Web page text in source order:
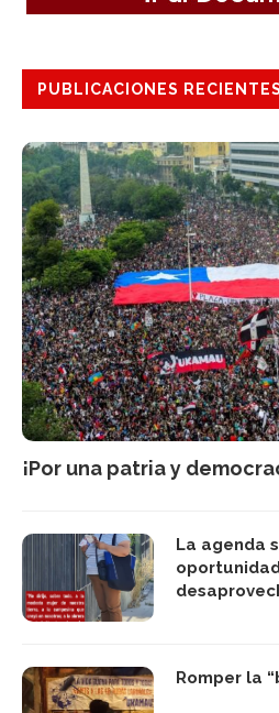
PUBLICACIONES RECIENTES
¡Por una patria y
La agenda
Romper la